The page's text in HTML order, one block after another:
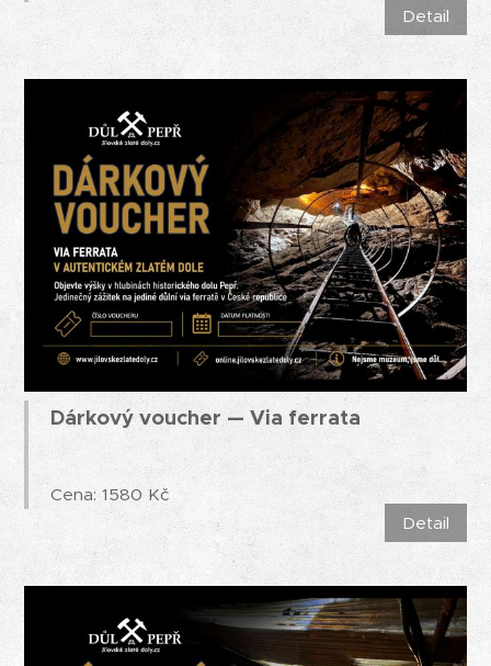
Detail
Dárkový voucher — Via ferrata
Cena: 1580 Kč
Detail